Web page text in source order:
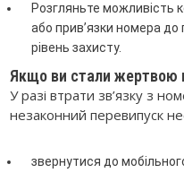
Розгляньте можливість
або прив’язки номера
рівень захисту.
Якщо ви стали жертвою
У разі втрати зв’язку з
незаконний перевипуск
звернутися до